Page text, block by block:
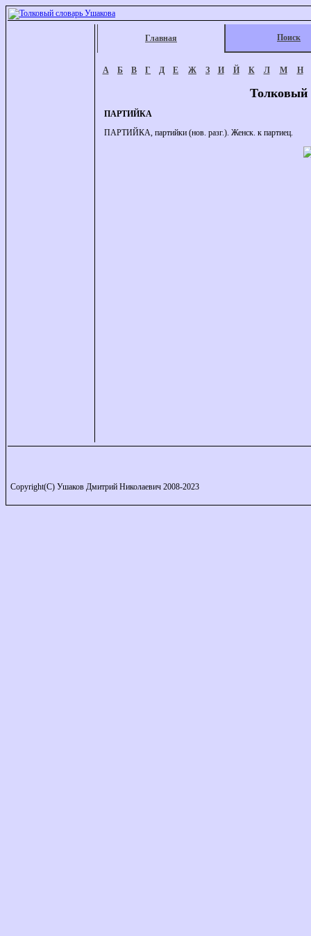
Главная Поиск
А Б В Г Д Е Ж З И Й К Л М Н
Толковый
ПАРТИЙКА
ПАРТИЙКА, партийки (нов. разг.). Женск. к партиец.
Copyright(C) Ушаков Дмитрий Николаевич 2008-2023